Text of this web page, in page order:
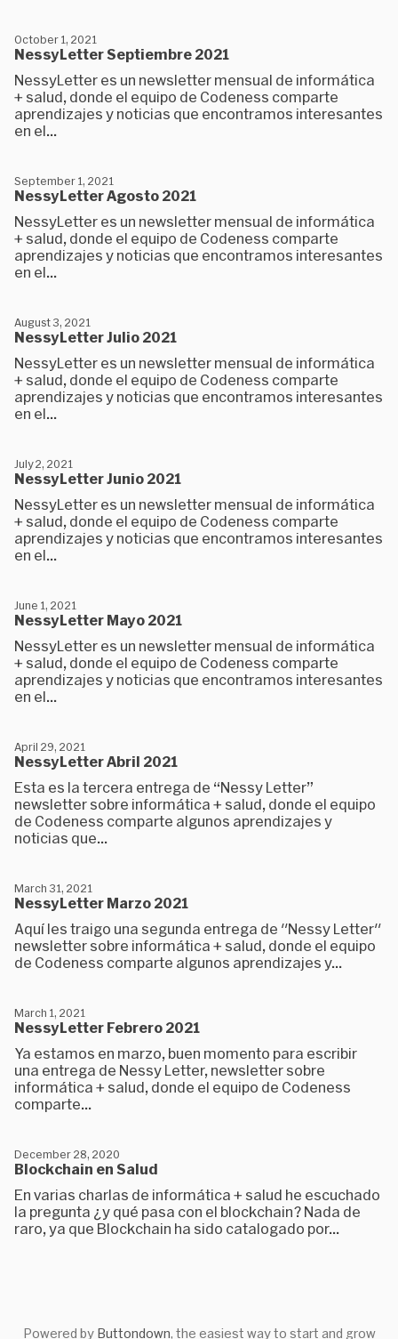
NessyLetter Septiembre 2021
October 1, 2021
NessyLetter es un newsletter mensual de informática
+ salud, donde el equipo de Codeness comparte
aprendizajes y noticias que encontramos interesantes
en el...
NessyLetter Agosto 2021
September 1, 2021
NessyLetter es un newsletter mensual de informática
+ salud, donde el equipo de Codeness comparte
aprendizajes y noticias que encontramos interesantes
en el...
NessyLetter Julio 2021
August 3, 2021
NessyLetter es un newsletter mensual de informática
+ salud, donde el equipo de Codeness comparte
aprendizajes y noticias que encontramos interesantes
en el...
NessyLetter Junio 2021
July 2, 2021
NessyLetter es un newsletter mensual de informática
+ salud, donde el equipo de Codeness comparte
aprendizajes y noticias que encontramos interesantes
en el...
NessyLetter Mayo 2021
June 1, 2021
NessyLetter es un newsletter mensual de informática
+ salud, donde el equipo de Codeness comparte
aprendizajes y noticias que encontramos interesantes
en el...
NessyLetter Abril 2021
April 29, 2021
Esta es la tercera entrega de “Nessy Letter”
newsletter sobre informática + salud, donde el equipo
de Codeness comparte algunos aprendizajes y
noticias que...
NessyLetter Marzo 2021
March 31, 2021
Aquí les traigo una segunda entrega de "Nessy Letter"
newsletter sobre informática + salud, donde el equipo
de Codeness comparte algunos aprendizajes y...
NessyLetter Febrero 2021
March 1, 2021
Ya estamos en marzo, buen momento para escribir
una entrega de Nessy Letter, newsletter sobre
informática + salud, donde el equipo de Codeness
comparte...
Blockchain en Salud
December 28, 2020
En varias charlas de informática + salud he escuchado
la pregunta ¿y qué pasa con el blockchain? Nada de
raro, ya que Blockchain ha sido catalogado por...
Powered by Buttondown, the easiest way to start and grow